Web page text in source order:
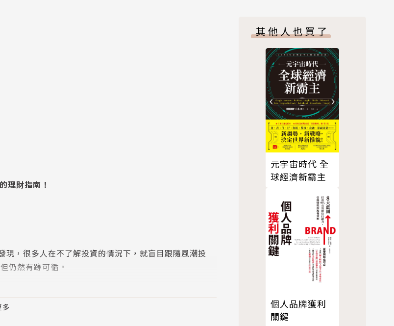
理財指南！
，很多人在不了解投資的情況下，就盲目跟隨風潮投
仍然有跡可循。
多
其他人也買了
元宇宙時代 全
球經濟新霸主
個人品牌獲利
關鍵